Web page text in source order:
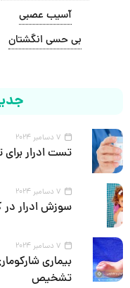
آسیب عصبی
بی حسی انگشتان
7 دسامبر 2024
تست ادرار
7 دسامبر 2024
سوزش ادرار در
7 دسامبر 2024
بیماری
تشخیص